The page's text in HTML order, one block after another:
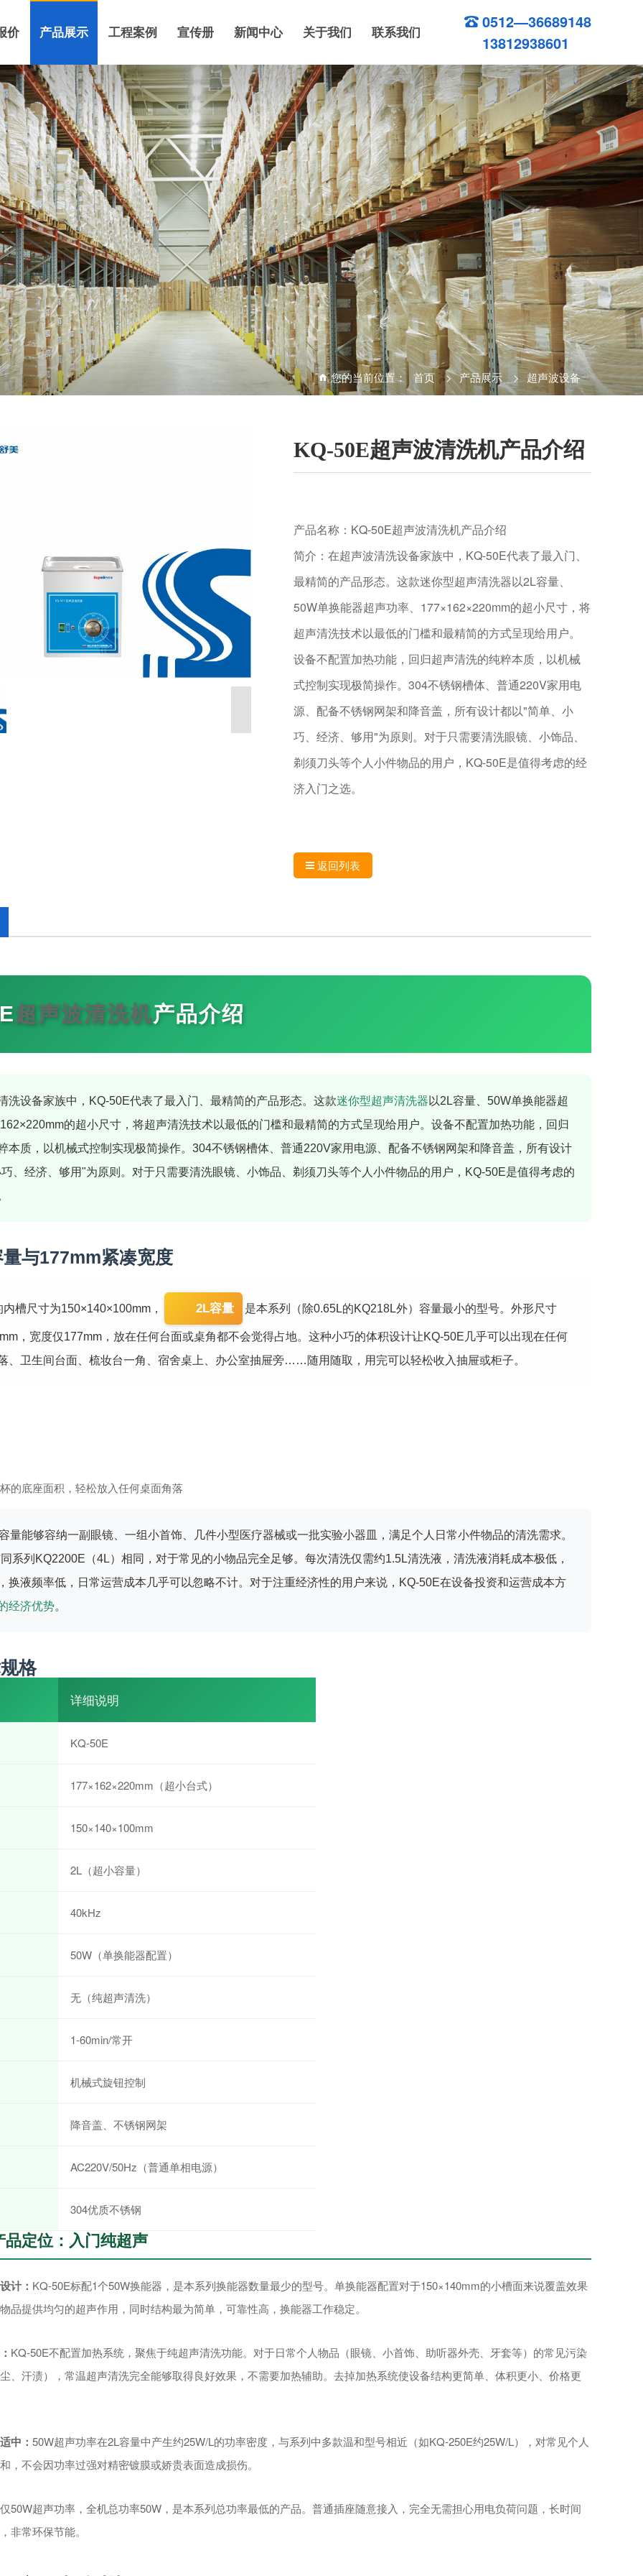
价 产品展示 工程案例 宣传册 新闻中心 关于我们 联系我们
0512—36689148
13812938601
您的当前位置： 首页 > 产品展示 > 超声波设备
KQ-50E超声波清洗机产品介绍
产品名称：KQ-50E超声波清洗机产品介绍
简介：在超声波清洗设备家族中，KQ-50E代表了最入门、
最精简的产品形态。这款迷你型超声清洗器以2L容量、
50W单换能器超声功率、177×162×220mm的超小尺寸，将
超声清洗技术以最低的门槛和最精简的方式呈现给用户。
设备不配置加热功能，回归超声清洗的纯粹本质，以机械
式控制实现极简操作。304不锈钢槽体、普通220V家用电
源、配备不锈钢网架和降音盖，所有设计都以"简单、小
巧、经济、够用"为原则。对于只需要清洗眼镜、小饰品、
剃须刀头等个人小件物品的用户，KQ-50E是值得考虑的经
济入门之选。
返回列表
超声波清洗机产品介绍
洗设备家族中，KQ-50E代表了最入门、最精简的产品形态。这款迷你型超声清洗器 以2L容量、50W单换能器超
的超小尺寸，将超声清洗技术以最低的门槛和最精简的方式呈现给用户。设备不配置加热功能，回归
本质，以机械式控制实现极简操作。304不锈钢槽体、普通220V家用电源、配备不锈钢网架和降音盖，所有设计
、经济、够用"为原则。对于只需要清洗眼镜、小饰品、剃须刀头等个人小件物品的用户，KQ-50E是值得考虑的
与177mm紧凑宽度
槽尺寸为150×140×100mm， 2L容量 是本系列（除0.65L的KQ218L外）容量最小的型号。外形尺寸
，宽度仅177mm，放在任何台面或桌角都不会觉得占地。这种小巧的体积设计让KQ-50E几乎可以出现在任何
、卫生间台面、梳妆台一角、宿舍桌上、办公室抽屉旁……随用随取，用完可以轻松收入抽屉或柜子。
的底座面积，轻松放入任何桌面角落
量能够容纳一副眼镜、一组小首饰、几件小型医疗器械或一批实验小器皿，满足个人日常小件物品的清洗需求。
系列KQ2200E（4L）相同，对于常见的小物品完全足够。每次清洗仅需约1.5L清洗液，清洗液消耗成本极低，
换液频率低，日常运营成本几乎可以忽略不计。对于注重经济性的用户来说，KQ-50E在设备投资和运营成本方
经济优势。
格
详细说明
KQ-50E
177×162×220mm（超小台式）
150×140×100mm
2L（超小容量）
40kHz
50W（单换能器配置）
无（纯超声清洗）
1-60min/常开
机械式旋钮控制
降音盖、不锈钢网架
AC220V/50Hz（普通单相电源）
304优质不锈钢
品定位：入门纯超声
计： KQ-50E标配1个50W换能器，是本系列换能器数量最少的型号。单换能器配置对于150×140mm的小槽面来说覆盖效果
品提供均匀的超声作用，同时结构最为简单，可靠性高，换能器工作稳定。
KQ-50E不配置加热系统，聚焦于纯超声清洗功能。对于日常个人物品（眼镜、小首饰、助听器外壳、牙套等）的常见污染
、汗渍），常温超声清洗完全能够取得良好效果，不需要加热辅助。去掉加热系统使设备结构更简单、体积更小、价格更
中： 50W超声功率在2L容量中产生约25W/L的功率密度，与系列中多款温和型号相近（如KQ-250E约25W/L），对常见个人
，不会因功率过强对精密镀膜或娇贵表面造成损伤。
仅50W超声功率，全机总功率50W，是本系列总功率最低的产品。普通插座随意接入，完全无需担心用电负荷问题，长时间
非常环保节能。